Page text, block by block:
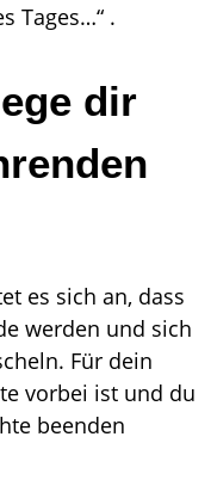
Tages…“ .
dir
es sich an, dass
werden und sich
Für dein
vorbei ist und du
beenden